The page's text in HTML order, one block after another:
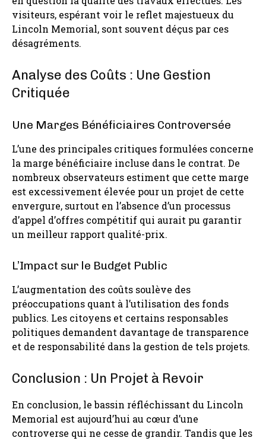
visiteurs, espérant voir le reflet majestueux du
Lincoln Memorial, sont souvent déçus par ces
désagréments.
Analyse des Coûts : Une Gestion
Critiquée
Une Marges Bénéficiaires Controversée
L’une des principales critiques formulées concerne
la marge bénéficiaire incluse dans le contrat. De
nombreux observateurs estiment que cette marge
est excessivement élevée pour un projet de cette
envergure, surtout en l’absence d’un processus
d’appel d’offres compétitif qui aurait pu garantir
un meilleur rapport qualité-prix.
L’Impact sur le Budget Public
L’augmentation des coûts soulève des
préoccupations quant à l’utilisation des fonds
publics. Les citoyens et certains responsables
politiques demandent davantage de transparence
et de responsabilité dans la gestion de tels projets.
Conclusion : Un Projet à Revoir
En conclusion, le bassin réfléchissant du Lincoln
Memorial est aujourd’hui au cœur d’une
controverse qui ne cesse de grandir. Tandis que les